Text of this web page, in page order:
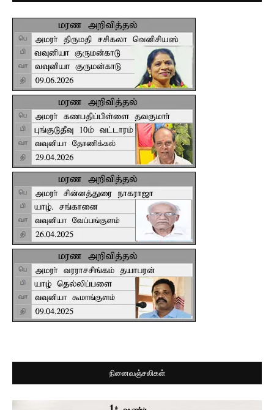
நினைவஞ்சலிகள்